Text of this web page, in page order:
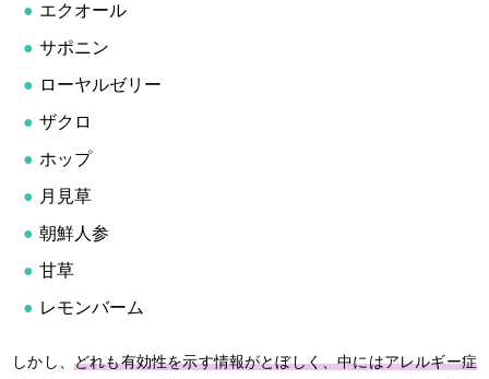
エクオール
サポニン
ローヤルゼリー
ザクロ
ホップ
月見草
朝鮮人参
甘草
レモンバーム
しかし、 どれも有効性を示す情報がとぼしく、中にはアレルギー症